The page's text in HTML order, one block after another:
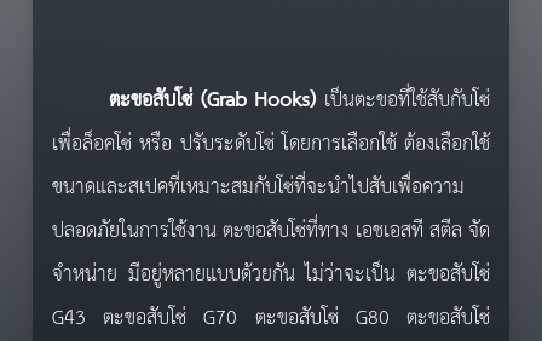
ตะขอสับโซ่ (Grab Hooks) เป็นตะขอที่ใช้สับกับโซ่
เพื่อล็อคโซ่ หรือ ปรับระดับโซ่ โดยการเลือกใช้ ต้องเลือกใช้
ขนาดและสเปคที่เหมาะสมกับโซ่ที่จะนำไปสับเพื่อความ
ปลอดภัยในการใช้งาน ตะขอสับโซ่ที่ทาง เอชเอสที สตีล จัด
จำหน่าย มีอยู่หลายแบบด้วยกัน ไม่ว่าจะเป็น ตะขอสับโซ่
G43 ตะขอสับโซ่ G70 ตะขอสับโซ่ G80 ตะขอสับโซ่